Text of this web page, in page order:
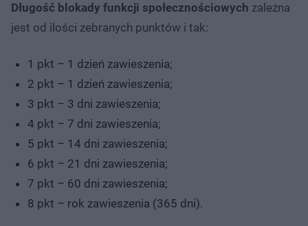
Długość blokady funkcji społecznościowych zależna
jest od ilości zebranych punktów i tak:
1 pkt – 1 dzień zawieszenia;
2 pkt – 1 dzień zawieszenia;
3 pkt – 3 dni zawieszenia;
4 pkt – 7 dni zawieszenia;
5 pkt – 14 dni zawieszenia;
6 pkt – 21 dni zawieszenia;
7 pkt – 60 dni zawieszenia;
8 pkt – rok zawieszenia (365 dni).